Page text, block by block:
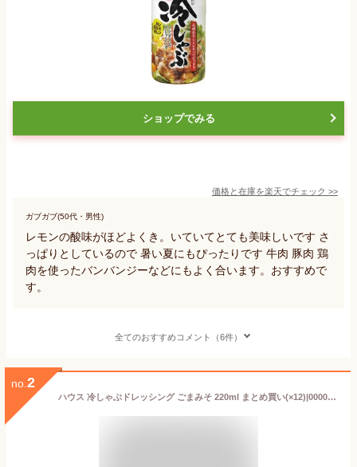
ショップでみる
価格と在庫を楽天でチェック >>
ガブガブ(50代・男性)
レモンの酸味がほどよくき。いていてとても美味しいです さ
っぱりとしているので 暑い夏にもぴったりです 牛肉 豚肉 鶏
肉を使ったバンバンジーなどにもよく合います。おすすめで
す。
全てのおすすめコメント（6件）
no. 2
ハウス 冷しゃぶドレッシング ごまみそ 220ml まとめ買い(×12)|0000049716818(夏限定)